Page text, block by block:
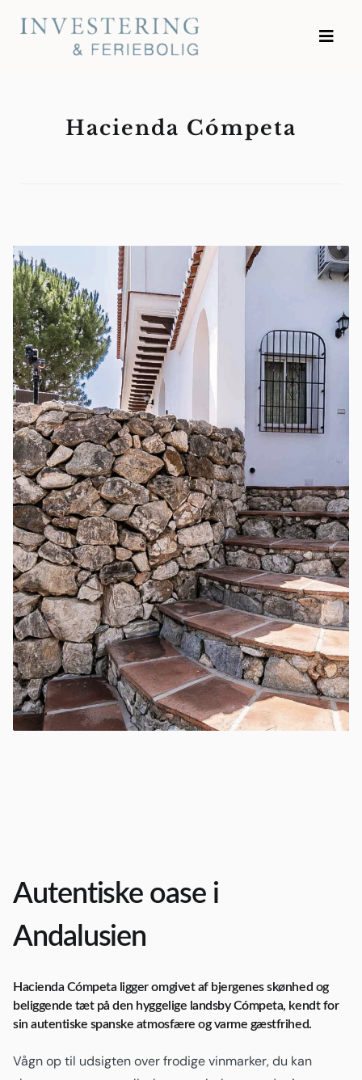
Investering og Feriebolig
Hacienda Cómpeta
Autentiske oase i
Andalusien
Hacienda Cómpeta ligger omgivet af bjergenes skønhed og
beliggende tæt på den hyggelige landsby Cómpeta, kendt for
sin autentiske spanske atmosfære og varme gæstfrihed.
Vågn op til udsigten over frodige vinmarker, du kan